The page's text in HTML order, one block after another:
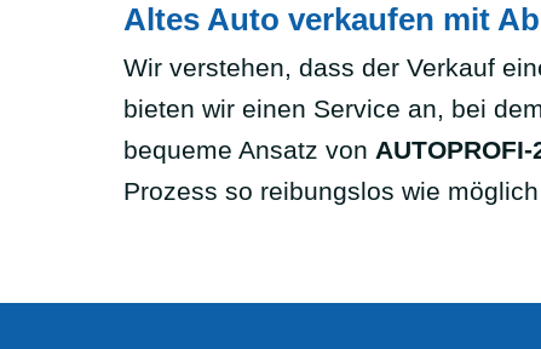
Altes Auto verkaufen mit
Wir verstehen, dass der Verkauf
bieten wir einen Service an, bei
bequeme Ansatz von AUTOPROFI-
Prozess so reibungslos wie